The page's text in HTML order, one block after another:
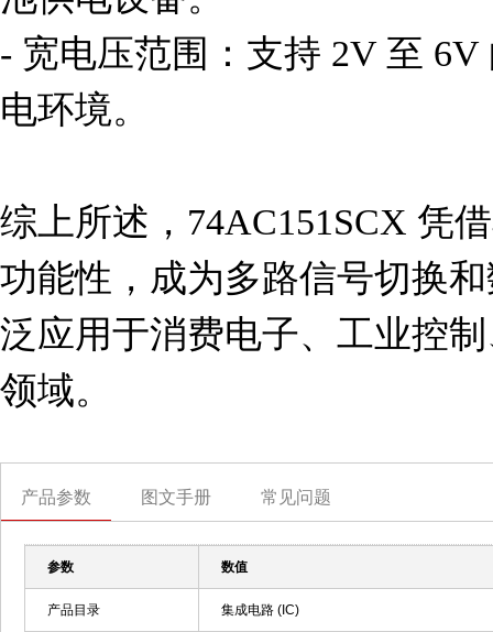
- 宽电压范围：支持 2V 至
电环境。
综上所述，74AC151SCX 凭
功能性，成为多路信号切换
泛应用于消费电子、工业控
领域。
产品参数 图文手册 常见问题
参数 数值
产品目录 集成电路 (IC)